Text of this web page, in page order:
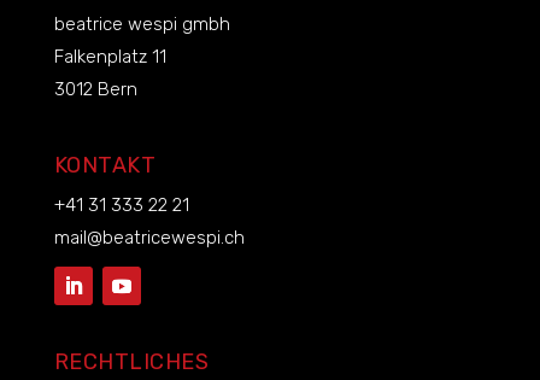
beatrice wespi gmbh
Falkenplatz 11
3012 Bern
KONTAKT
+41 31 333 22 21
mail@beatricewespi.ch
RECHTLICHES